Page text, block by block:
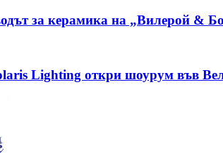
за керамика на „Вилерой &
Lighting откри шоурум във